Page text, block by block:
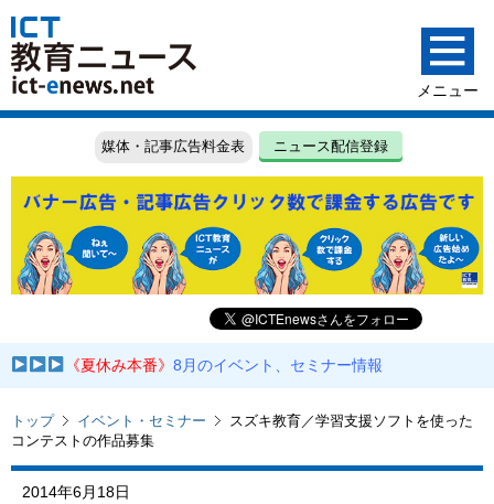
媒体・記事広告料金表 ニュース配信登録
《夏休み本番》8月のイベント、セミナー情報
トップ イベント・セミナー
スズキ教育／学習支援ソフトを使った
コンテストの作品募集
2014年6月18日